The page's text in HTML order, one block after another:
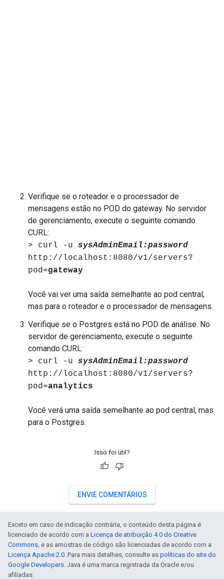
Verifique se o roteador e o processador de
mensagens estão no POD do gateway. No servidor
de gerenciamento, execute o seguinte comando
CURL:
> curl -u sysAdminEmail:password
http://localhost:8080/v1/servers?
pod=gateway
Você vai ver uma saída semelhante ao pod central,
mas para o roteador e o processador de mensagens.
Verifique se o Postgres está no POD de análise. No
servidor de gerenciamento, execute o seguinte
comando CURL:
> curl -u sysAdminEmail:password
http://localhost:8080/v1/servers?
pod=analytics
Você verá uma saída semelhante ao pod central, mas
para o Postgres.
Isso foi útil?
ENVIE COMENTÁRIOS
Exceto em caso de indicação contrária, o conteúdo desta página é
licenciado de acordo com a Licença de atribuição 4.0 do Creative
Commons, e as amostras de código são licenciadas de acordo com a
Licença Apache 2.0. Para mais detalhes, consulte as políticas do site do
Google Developers. Java é uma marca registrada da Oracle e/ou
afiliadas.